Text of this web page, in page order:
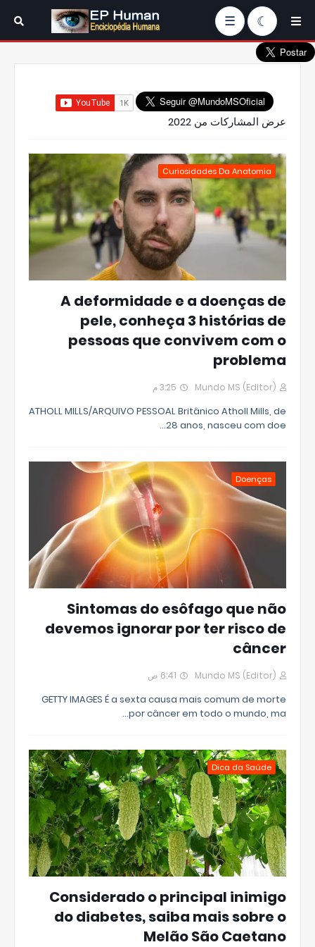
☰
عرض المشاركات من 2022
Curiosidades Da Anatomia
A deformidade e a doenças de
pele, conheça 3 histórias de
pessoas que convivem com o
problema
Mundo MS (Editor) 3:25 م
ATHOLL MILLS/ARQUIVO PESSOAL Britânico Atholl Mills, de
28 anos, nasceu com doe…
Doenças
Sintomas do esôfago que não
devemos ignorar por ter risco de
câncer
Mundo MS (Editor) 6:41 ص
GETTY IMAGES É a sexta causa mais comum de morte
por câncer em todo o mundo, ma…
Dica da Saúde
Considerado o principal inimigo
do diabetes, saiba mais sobre o
Melão São Caetano